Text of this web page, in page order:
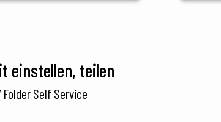
einstellen, teilen
Self Service